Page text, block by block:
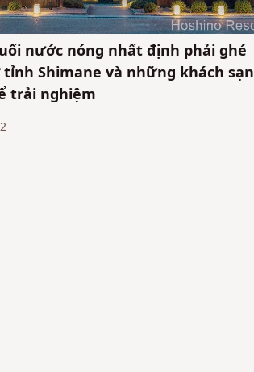
nước nóng nhất định phải ghé
Shimane và những khách sạn
trải nghiệm